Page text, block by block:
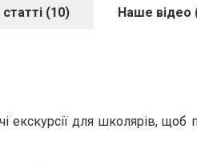
(10) Наше відео
екскурсії для школярів,